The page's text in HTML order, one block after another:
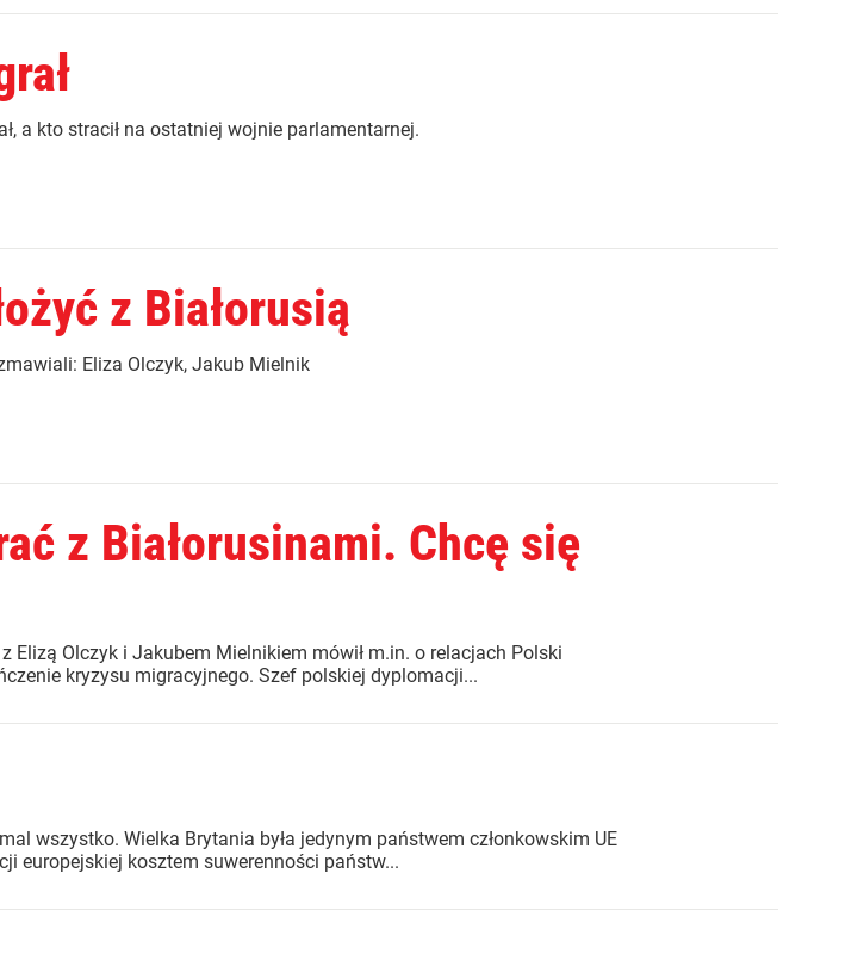
a kto stracił na ostatniej wojnie parlamentarnej.
z Białorusią
Eliza Olczyk, Jakub Mielnik
z Białorusinami. Chcę się
Olczyk i Jakubem Mielnikiem mówił m.in. o relacjach Polski
kryzysu migracyjnego. Szef polskiej dyplomacji...
wszystko. Wielka Brytania była jedynym państwem członkowskim UE
europejskiej kosztem suwerenności państw...